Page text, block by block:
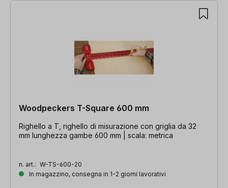
Woodpeckers T-Square 600 mm
Righello a T, righello di misurazione con griglia da 32
mm lunghezza gambe 600 mm | scala: metrica
n. art.: W-TS-600-20
In magazzino, consegna in 1-2 giorni lavorativi